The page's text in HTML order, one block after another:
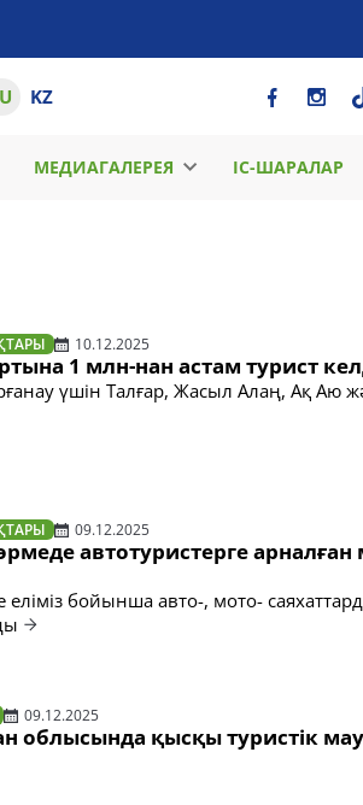
KZ
МЕДИАГАЛЕРЕЯ ІС-ШАРАЛАР
10.12.2025
1 млн-нан астам турист
үшін Талғар, Жасыл Алаң, Ақ Аю
09.12.2025
автотуристерге
бойынша авто-, мото-
09.12.2025
облысында қысқы туристік